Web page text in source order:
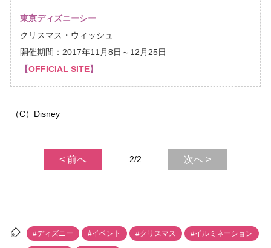
東京ディズニーシー
クリスマス・ウィッシュ
開催期間：2017年11月8日～12月25日
【OFFICIAL SITE】
（C）Disney
< 前へ 2/2 次へ >
#ディズニー #イベント #クリスマス #イルミネーション